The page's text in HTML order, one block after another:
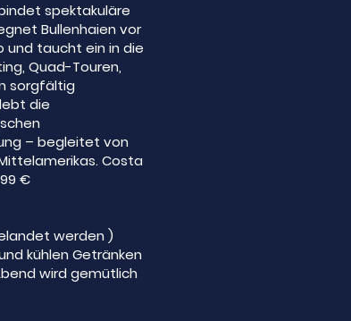
spektakuläre
Bullenhaien vor
und taucht ein in die
Quad-Touren,
sorgfältig
die
– begleitet von
Costa
€
werden )
kühlen Getränken
wird gemütlich